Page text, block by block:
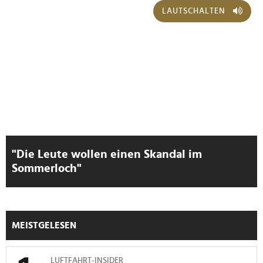
LAUTSCHALTEN
"Die Leute wollen einen Skandal im
Sommerloch"
MEISTGELESEN
LUFTFAHRT-INSIDER